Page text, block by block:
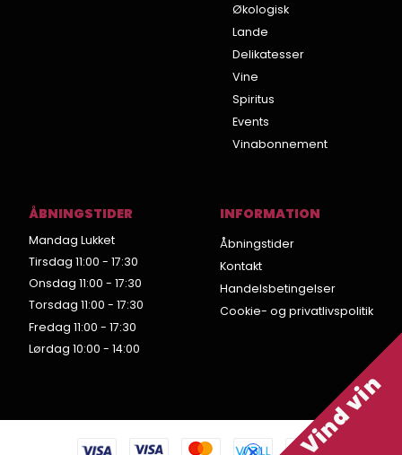
Økologisk
Lande
Delikatesser
Vine
Spiritus
Events
Vinabonnement
ÅBNINGSTIDER
Mandag Lukket
Tirsdag 11:00 - 17:30
Onsdag 11:00 - 17:30
Torsdag 11:00 - 17:30
Fredag 11:00 - 17:30
Lørdag 10:00 - 14:00
INFORMATION
Åbningstider
Kontakt
Handelsbetingelser
Cookie- og privatlivspolitik
Vind vin